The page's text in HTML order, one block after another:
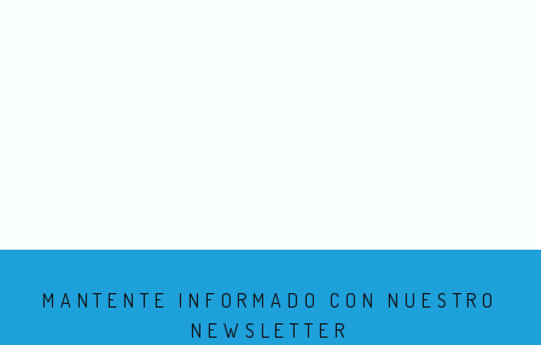
MANTENTE INFORMADO CON NUESTRO
NEWSLETTER